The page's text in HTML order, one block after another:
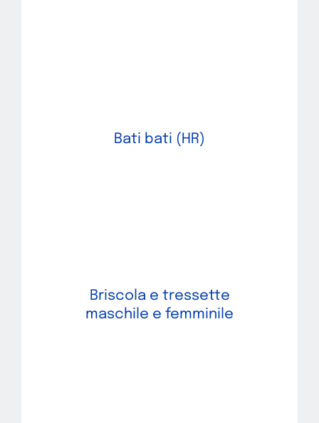
Bati bati (HR)
Briscola e tressette
maschile e femminile